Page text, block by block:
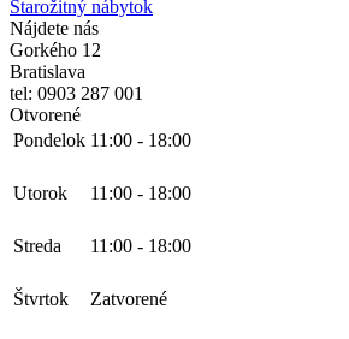
Starožitný nábytok
Nájdete nás
Gorkého 12
Bratislava
tel: 0903 287 001
Otvorené
Pondelok 11:00 - 18:00
Utorok 11:00 - 18:00
Streda 11:00 - 18:00
Štvrtok Zatvorené